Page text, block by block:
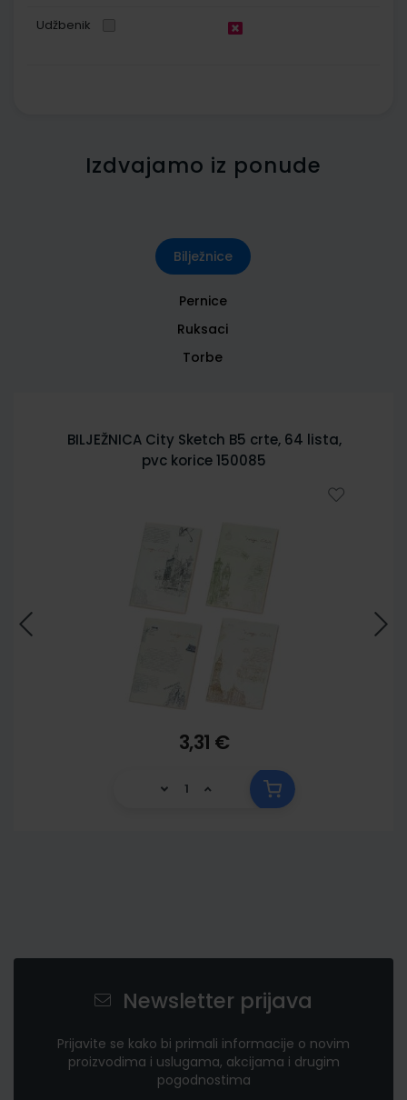
Udžbenik
Izdvajamo iz ponude
Bilježnice
Pernice
Ruksaci
Torbe
BILJEŽNICA City Sketch B5 crte, 64 lista,
pvc korice 150085
3,31 €
Newsletter prijava
Prijavite se kako bi primali informacije o novim
proizvodima i uslugama, akcijama i drugim
pogodnostima